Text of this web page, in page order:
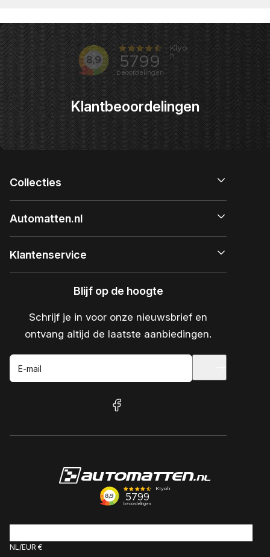
Klantbeoordelingen
Collecties
Automatten.nl
Klantenservice
Blijf op de hoogte
Schrijf je in voor onze nieuwsbrief en
ontvang altijd de laatste aanbiedingen.
E-mail
facebook
NL EUR €